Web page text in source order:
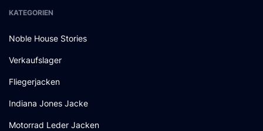
KATEGORIEN
Noble House Stories
Verkaufslager
Fliegerjacken
Indiana Jones Jacke
Motorrad Leder Jacken